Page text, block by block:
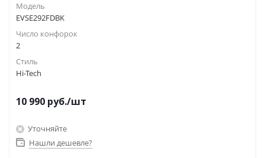
Модель
EVSE292FDBK
Число конфорок
2
Стиль
Hi-Tech
10 990 руб./шт
Уточняйте
Нашли дешевле?